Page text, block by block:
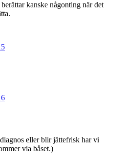
kanske någonting när det
eller blir jättefrisk har vi
via båset.)